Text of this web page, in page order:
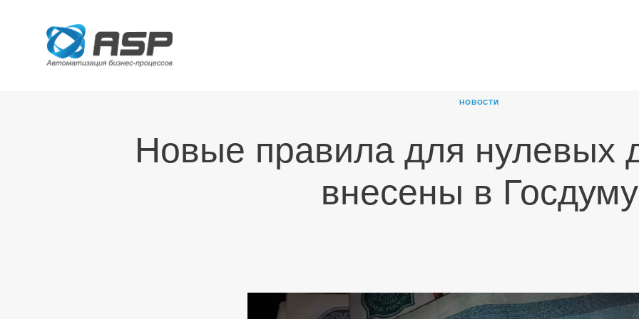
НОВОСТИ
Новые правила для нулевых
внесены в Госдуму
НОВОСТИ
КАРЬЕРА